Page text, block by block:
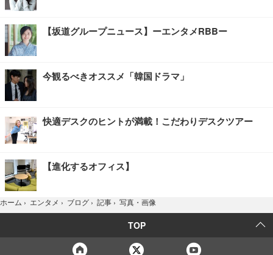
【坂道グループニュース】ーエンタメRBBー
今観るべきオススメ「韓国ドラマ」
快適デスクのヒントが満載！こだわりデスクツアー
【進化するオフィス】
ホーム › エンタメ › ブログ › 記事 › 写真・画像
TOP